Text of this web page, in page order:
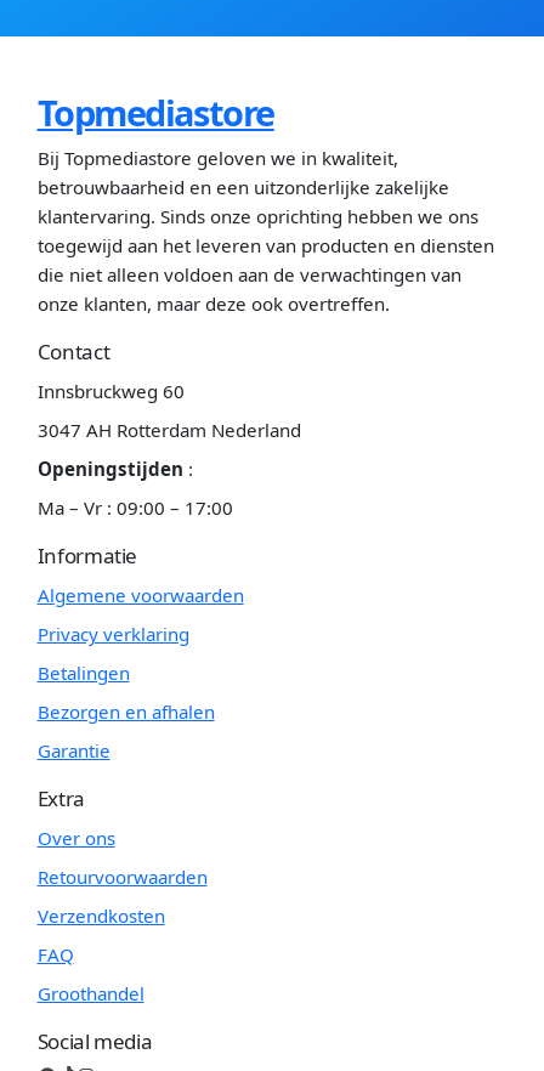
Topmediastore
Bij Topmediastore geloven we in kwaliteit,
betrouwbaarheid en een uitzonderlijke zakelijke
klantervaring. Sinds onze oprichting hebben we ons
toegewijd aan het leveren van producten en diensten
die niet alleen voldoen aan de verwachtingen van
onze klanten, maar deze ook overtreffen.
Contact
Innsbruckweg 60
3047 AH Rotterdam Nederland
Openingstijden :
Ma – Vr : 09:00 – 17:00
Informatie
Algemene voorwaarden
Privacy verklaring
Betalingen
Bezorgen en afhalen
Garantie
Extra
Over ons
Retourvoorwaarden
Verzendkosten
FAQ
Groothandel
Social media